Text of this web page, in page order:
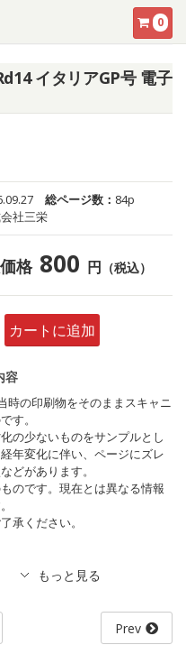
0
イタリアGP号 電子
総ページ数： 84p
社三栄
格 800 円 （税込）
カートに追加
容
時の印刷物をそのままスキャニ
す。
の少ないものをサンプルとし
年変化に伴い、ページにズレ
どがあります。
のです。現在とは異なる情報
承ください。
Prev